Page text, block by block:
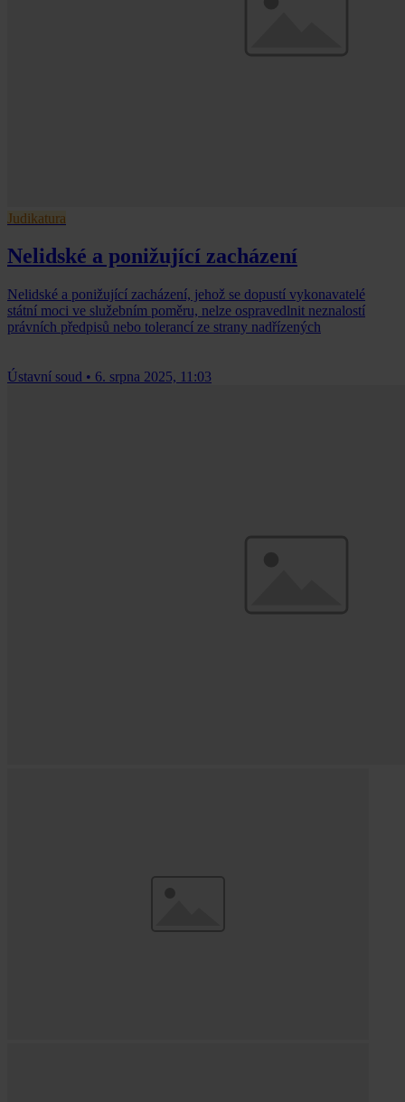
Judikatura
Nelidské a ponižující zacházení
Nelidské a ponižující zacházení, jehož se dopustí vykonavatelé
státní moci ve služebním poměru, nelze ospravedlnit neznalostí
právních předpisů nebo tolerancí ze strany nadřízených
Ústavní soud • 6. srpna 2025, 11:03